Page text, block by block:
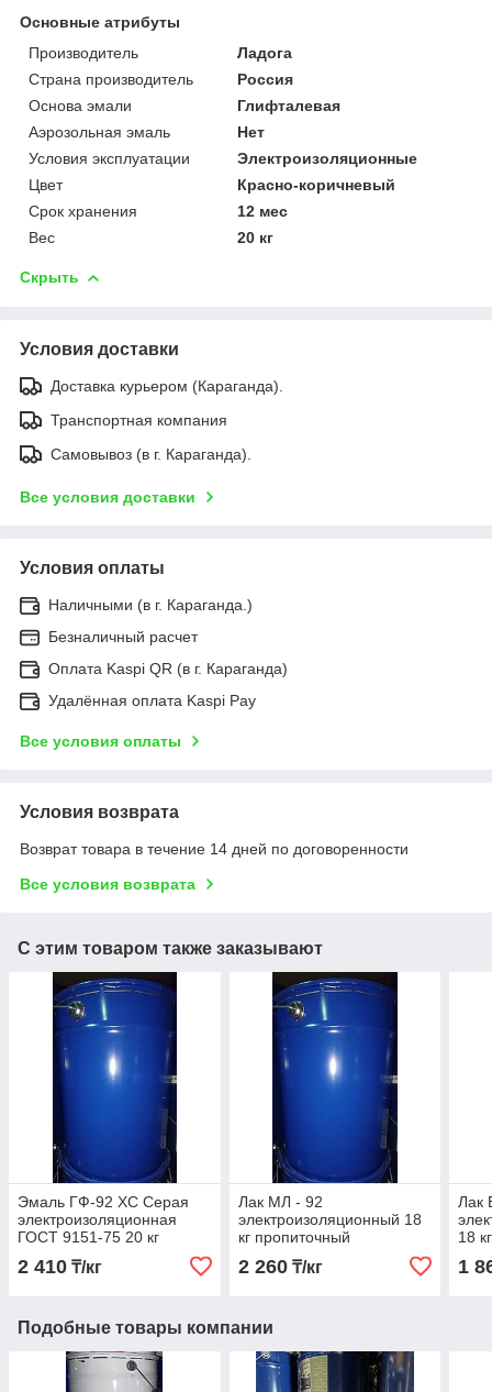
Основные атрибуты
Производитель
Ладога
Страна производитель
Россия
Основа эмали
Глифталевая
Аэрозольная эмаль
Нет
Условия эксплуатации
Электроизоляционные
Цвет
Красно-коричневый
Срок хранения
12 мес
Вес
20 кг
Скрыть
Условия доставки
Доставка курьером (Караганда).
Транспортная компания
Самовывоз (в г. Караганда).
Все условия доставки
Условия оплаты
Наличными (в г. Караганда.)
Безналичный расчет
Оплата Kaspi QR (в г. Караганда)
Удалённая оплата Kaspi Pay
Все условия оплаты
Условия возврата
Возврат товара в течение 14 дней по договоренности
Все условия возврата
С этим товаром также заказывают
Эмаль ГФ-92 ХС Серая
электроизоляционная
ГОСТ 9151-75 20 кг
2 410 ₸/кг
Лак МЛ - 92
электроизоляционный 18
кг пропиточный
2 260₸/кг
Лак
18 кг
1
Подобные товары компании